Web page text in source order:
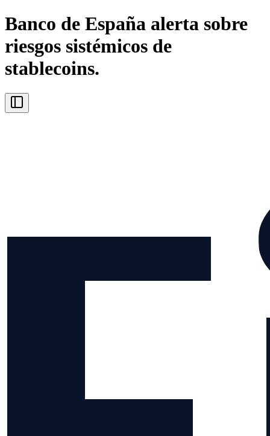
Banco de España alerta sobre
riesgos sistémicos de
stablecoins.